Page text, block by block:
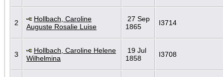
2
Hollbach, Caroline
Auguste Rosalie Luise
27 Sep
1865
I3714
3
Hollbach, Caroline Helene
Wilhelmina
19 Jul
1858
I3708